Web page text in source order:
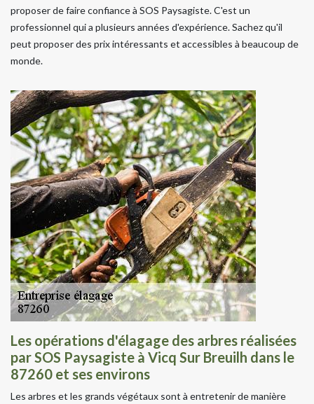
proposer de faire confiance à SOS Paysagiste. C'est un
professionnel qui a plusieurs années d'expérience. Sachez qu'il
peut proposer des prix intéressants et accessibles à beaucoup de
monde.
Les opérations d'élagage des arbres réalisées
par SOS Paysagiste à Vicq Sur Breuilh dans le
87260 et ses environs
Les arbres et les grands végétaux sont à entretenir de manière